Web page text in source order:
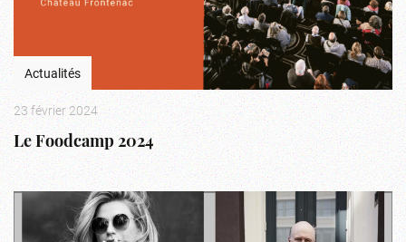
Actualités
23 février 2024
Le Foodcamp 2024